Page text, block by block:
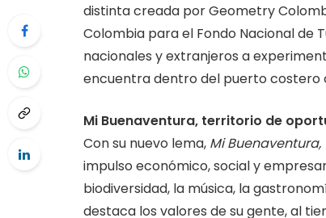
distinta creada por Geometry
Colombia para el Fondo Nacional de
nacionales y extranjeros a
encuentra dentro del puerto costero
Mi Buenaventura, territorio de
Con su nuevo lema, Mi
impulso económico, social y
biodiversidad, la música, la
destaca los valores de su gente, al